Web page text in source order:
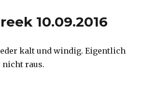
10.09.2016
kalt und windig. Eigentlich
raus.